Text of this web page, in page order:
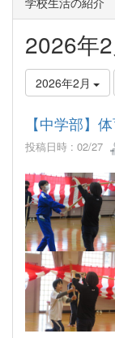
2026年
2026年2月
【中学部】
投稿日時 : 02/27